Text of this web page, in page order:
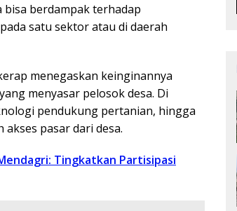
berdampak terhadap
satu sektor atau di daerah
menegaskan keinginannya
menyasar pelosok desa. Di
pendukung pertanian, hingga
pasar dari desa.
Tingkatkan Partisipasi